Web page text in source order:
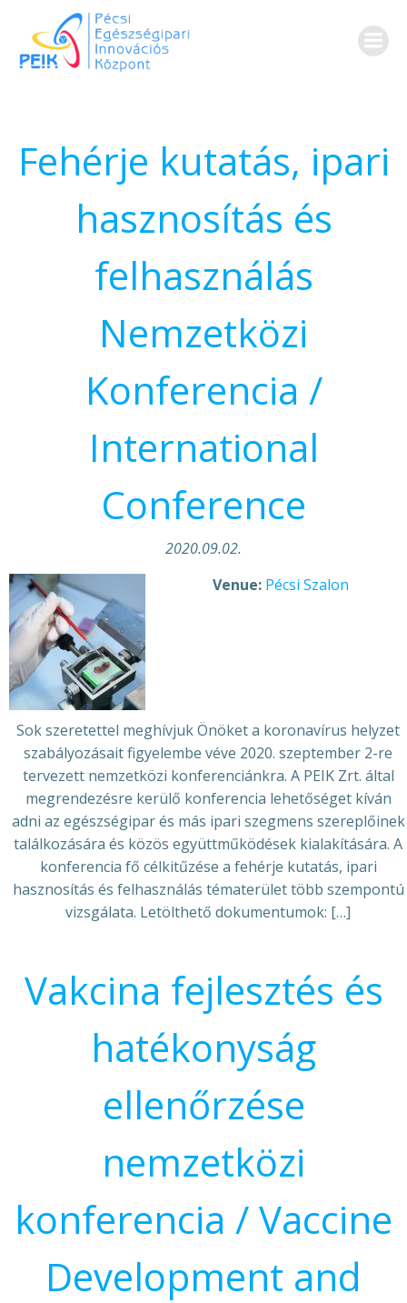
Fehérje kutatás, ipari
hasznosítás és
felhasználás
Nemzetközi
Konferencia /
International
Conference
2020.09.02.
Venue: Pécsi Szalon
Sok szeretettel meghívjuk Önöket a koronavírus helyzet
szabályozásait figyelembe véve 2020. szeptember 2-re
tervezett nemzetközi konferenciánkra. A PEIK Zrt. által
megrendezésre kerülő konferencia lehetőséget kíván
adni az egészségipar és más ipari szegmens szereplőinek
találkozására és közös együttműködések kialakítására. A
konferencia fő célkitűzése a fehérje kutatás, ipari
hasznosítás és felhasználás tématerület több szempontú
vizsgálata. Letölthető dokumentumok: […]
Vakcina fejlesztés és
hatékonyság
ellenőrzése
nemzetközi
konferencia / Vaccine
Development and